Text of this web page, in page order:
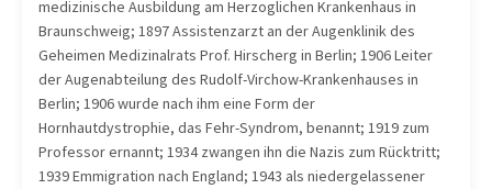
medizinische Ausbildung am Herzoglichen Krankenhaus in
Braunschweig; 1897 Assistenzarzt an der Augenklinik des
Geheimen Medizinalrats Prof. Hirscherg in Berlin; 1906 Leiter
der Augenabteilung des Rudolf-Virchow-Krankenhauses in
Berlin; 1906 wurde nach ihm eine Form der
Hornhautdystrophie, das Fehr-Syndrom, benannt; 1919 zum
Professor ernannt; 1934 zwangen ihn die Nazis zum Rücktritt;
1939 Emmigration nach England; 1943 als niedergelassener